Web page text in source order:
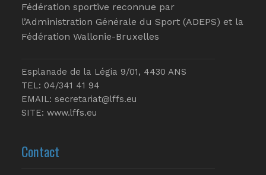
Fédération sportive reconnue par
l’Administration Générale du Sport (ADEPS) et la
Fédération Wallonie-Bruxelles
Esplanade de la Légia 9/01, 4430 ANS
TEL: 04/341 41 94
EMAIL: secretariat@lffs.eu
SITE: www.lffs.eu
Contact